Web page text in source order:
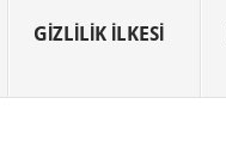
GIZLILIK İLKESI